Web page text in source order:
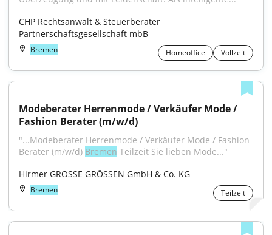
CHP Rechtsanwalt & Steuerberater
Partnerschaftsgesellschaft mbB
Bremen Homeoffice Vollzeit
Modeberater Herrenmode / Verkäufer Mode /
Fashion Berater (m/w/d)
"...Modeberater Herrenmode / Verkäufer Mode / Fashion
Berater (m/w/d) Bremen Teilzeit Sie lieben Mode..."
Hirmer GROSSE GRÖSSEN GmbH & Co. KG
Bremen Teilzeit